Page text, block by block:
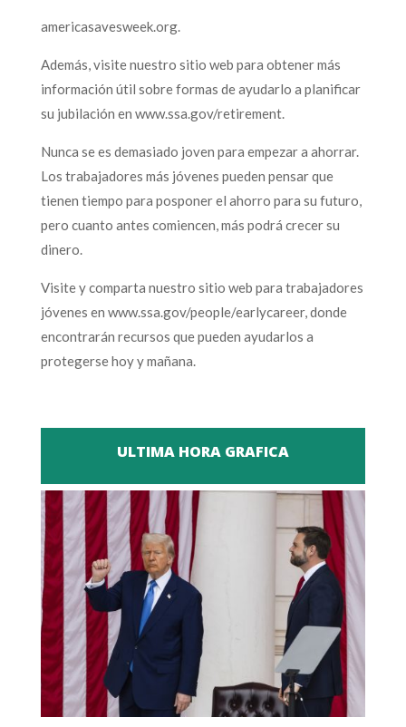
americasavesweek.org.
Además, visite nuestro sitio web para obtener más
información útil sobre formas de ayudarlo a planificar
su jubilación en www.ssa.gov/retirement.
Nunca se es demasiado joven para empezar a ahorrar.
Los trabajadores más jóvenes pueden pensar que
tienen tiempo para posponer el ahorro para su futuro,
pero cuanto antes comiencen, más podrá crecer su
dinero.
Visite y comparta nuestro sitio web para trabajadores
jóvenes en www.ssa.gov/people/earlycareer, donde
encontrarán recursos que pueden ayudarlos a
protegerse hoy y mañana.
ULTIMA HORA GRAFICA